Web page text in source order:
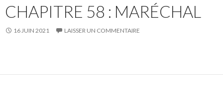
CHAPITRE 58 : MARÉCHAL
16 JUIN 2021 LAISSER UN COMMENTAIRE